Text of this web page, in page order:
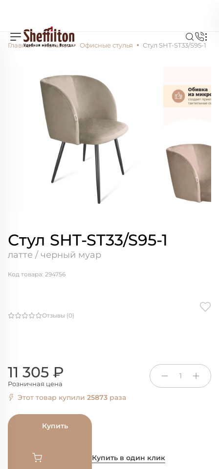
Главная Каталог Офисные стулья Стул SHT-ST33/S95-1
Стул SHT-ST33/S95-1
латте / черный муар
Отзывы (0)
Код товара: 294756
11 305 ₽
Розничная цена
1
Этот товар купили 25873 раза
Купить
Купить в один клик